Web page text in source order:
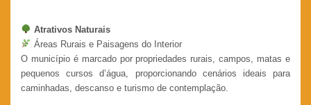
Atrativos Naturais
Áreas Rurais e Paisagens do Interior
O município é marcado por propriedades rurais, campos, matas e
pequenos cursos d’água, proporcionando cenários ideais para
caminhadas, descanso e turismo de contemplação.